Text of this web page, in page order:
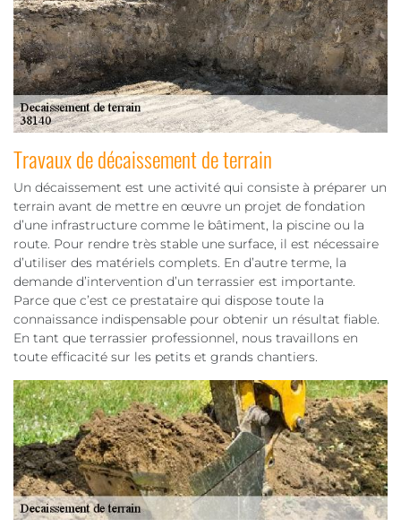
Travaux de décaissement de terrain
Un décaissement est une activité qui consiste à préparer un
terrain avant de mettre en œuvre un projet de fondation
d’une infrastructure comme le bâtiment, la piscine ou la
route. Pour rendre très stable une surface, il est nécessaire
d’utiliser des matériels complets. En d’autre terme, la
demande d’intervention d’un terrassier est importante.
Parce que c’est ce prestataire qui dispose toute la
connaissance indispensable pour obtenir un résultat fiable.
En tant que terrassier professionnel, nous travaillons en
toute efficacité sur les petits et grands chantiers.